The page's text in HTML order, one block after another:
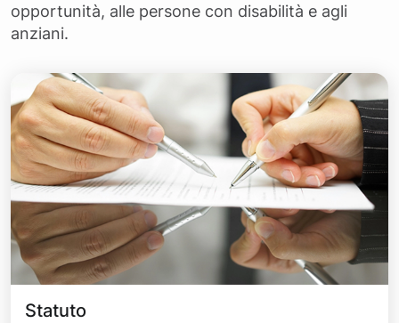
opportunità, alle persone con disabilità e agli
anziani.
Statuto